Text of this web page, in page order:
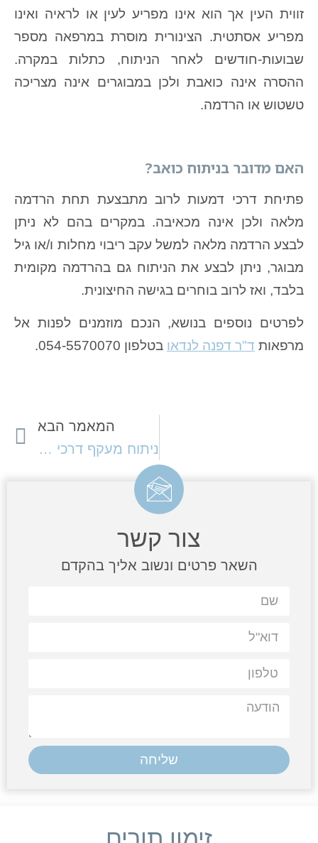
זווית העין אך הוא אינו מפריע לעין או לראיה ואינו
מפריע אסתטית. הצינורית מוסרת במרפאה מספר
שבועות-חודשים לאחר הניתוח, כתלות במקרה.
ההסרה אינה כואבת ולכן במבוגרים אינה מצריכה
טשטוש או הרדמה.
האם מדובר בניתוח כואב?
פתיחת דרכי דמעות לרוב מתבצעת תחת הרדמה
מלאה ולכן אינה מכאיבה. במקרים בהם לא ניתן
לבצע הרדמה מלאה למשל עקב ריבוי מחלות ו/או גיל
מבוגר, ניתן לבצע את הניתוח גם בהרדמה מקומית
בלבד, ואז לרוב בוחרים בגישה החיצונית.
לפרטים נוספים בנושא, הנכם מוזמנים לפנות אל
מרפאות ד"ר דפנה לנדאו בטלפון 054-5570070.
המאמר הבא
ניתוח מעקף דרכי דמעות Dacryocystorhinostomy – DCR
צור קשר
השאר פרטים ונשוב אליך בהקדם
שליחה